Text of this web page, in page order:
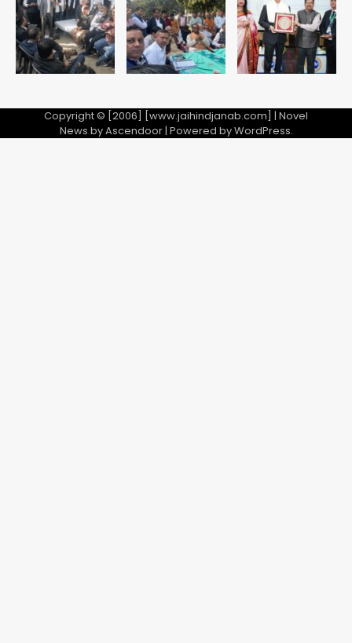
5 Avinash Kumar
Copyright © [2006] [www.jaihindjanab.com] | Novel
News byAscendoor| Powered byWordPress.